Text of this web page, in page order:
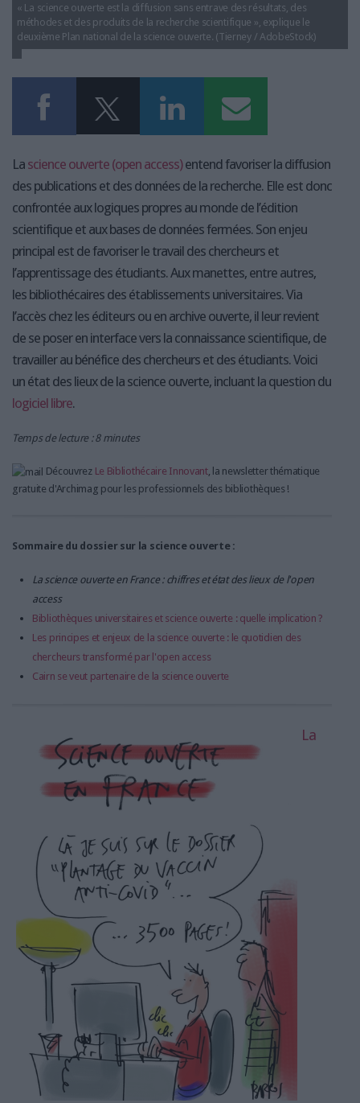
« La science ouverte est la diffusion sans entrave des résultats, des
méthodes et des produits de la recherche scientifique », explique le
deuxième Plan national de la science ouverte. (Tierney / AdobeStock)
La science ouverte (open access)entend favoriser la diffusion
des publications et des données de la recherche. Elle est donc
confrontée aux logiques propres au monde de l’édition
scientifique et aux bases de données fermées. Son enjeu
principal est de favoriser le travail des chercheurs et
l’apprentissage des étudiants. Aux manettes, entre autres,
les bibliothécaires des établissements universitaires. Via
l’accès chez les éditeurs ou en archive ouverte, il leur revient
de se poser en interface vers la connaissance scientifique, de
travailler au bénéfice des chercheurs et des étudiants. Voici
un état des lieux de la science ouverte, incluant la question du
logiciel libre.
Temps de lecture : 8 minutes
Découvrez Le Bibliothécaire Innovant, la newsletter thématique
gratuite d'Archimag pour les professionnels des bibliothèques !
Sommaire du dossier sur la science ouverte :
La science ouverte en France : chiffres et état des lieux de l'open
access
Bibliothèques universitaires et science ouverte : quelle implication ?
Les principes et enjeux de la science ouverte : le quotidien des
chercheurs transformé par l'open access
Cairn se veut partenaire de la science ouverte
La